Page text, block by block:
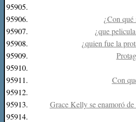
95905.
95906.
¿Con
95907.
¿que
95908.
¿quien fue la
95909.
95910.
95911.
Con
95912.
95913.
Grace Kelly se enamoró
95914.